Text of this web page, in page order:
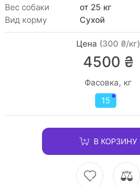
Вес собаки
от 25 кг
Вид корму
Сухой
Цена (300 ₴/кг)
4500 ₴
Фасовка, кг
15
В КОРЗИНУ